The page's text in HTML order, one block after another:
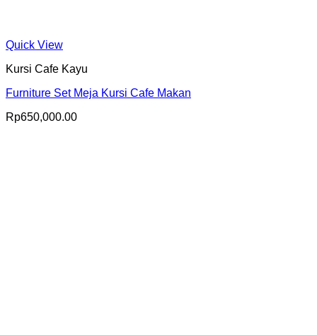
Quick View
Kursi Cafe Kayu
Furniture Set Meja Kursi Cafe Makan
Rp650,000.00